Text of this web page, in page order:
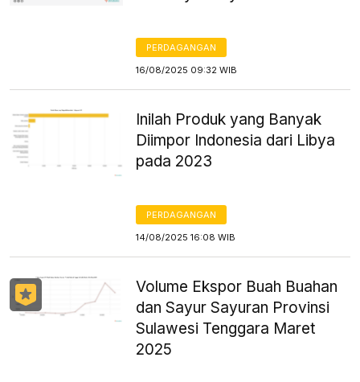
PERDAGANGAN
16/08/2025 09:32 WIB
Inilah Produk yang Banyak
Diimpor Indonesia dari Libya
pada 2023
PERDAGANGAN
14/08/2025 16:08 WIB
Volume Ekspor Buah Buahan
dan Sayur Sayuran Provinsi
Sulawesi Tenggara Maret
2025